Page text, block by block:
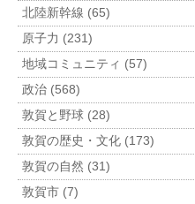
北陸新幹線 (65)
原子力 (231)
地域コミュニティ (57)
政治 (568)
敦賀と野球 (28)
敦賀の歴史・文化 (173)
敦賀の自然 (31)
敦賀市 (7)